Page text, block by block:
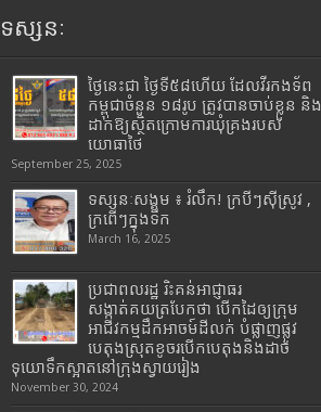
ទស្សនៈ
ថ្ងៃនេះជា ថ្ងៃទី៥៨ហើយ ដែលវីរកងទ័ព
កម្ពុជាចំនួន ១៨រូប ត្រូវបានចាប់ខ្លួន និង
ដាក់ឱ្យស្ថិតក្រោមការឃុំគ្រងរបស់
យោធាថៃ
September 25, 2025
ទស្សនៈសង្គម ៖ រំលឹក! ក្របីៗស៊ីស្រូវ ,
ក្រពើៗក្នុងទឹក
March 16, 2025
ប្រជាពលរដ្ឋ រិះគន់អាជ្ញាធរ
សង្កាត់គយត្របែកថា បើកដៃឲ្យក្រុម
អាជីវកម្មដឹកអាចម៍ដីលក់ បំផ្លាញផ្លូវ
បេតុងស្រុតខូចរបើកបេតុងនិងដាច់
ទុយោទឹកស្អាតនៅក្រុងស្វាយរៀង
November 30, 2024